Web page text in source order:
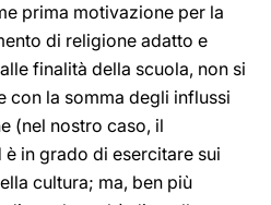
prima motivazione per la
di religione adatto e
finalità della scuola, non si
con la somma degli influssi
(nel nostro caso, il
in grado di esercitare sui
cultura; ma, ben più